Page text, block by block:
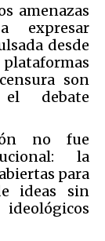
amenazas
expresar
desde
son
debate
no fue
la
para
ideas sin